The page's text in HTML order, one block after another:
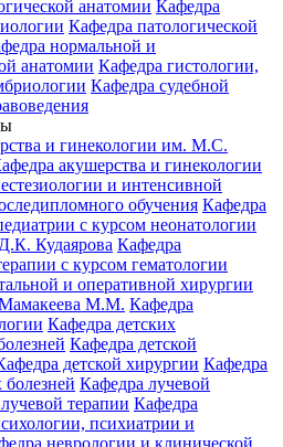
анатомии Кафедра
Кафедра патологической
нормальной и
анатомии Кафедра гистологии,
Кафедра судебной
и гинекологии им. М.С.
акушерства и гинекологии
и интенсивной
обучения Кафедра
с курсом неонатологии
Кудаярова Кафедра
с курсом гематологии
и оперативной хирургии
М.М. Кафедра
Кафедра детских
Кафедра детской
детской хирургии Кафедра
Кафедра лучевой
терапии Кафедра
психиатрии и
неврологии и клинической